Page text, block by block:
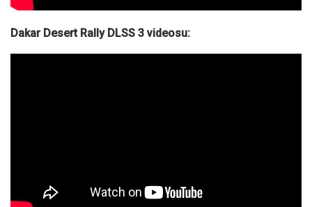
Dakar Desert Rally DLSS 3 videosu: